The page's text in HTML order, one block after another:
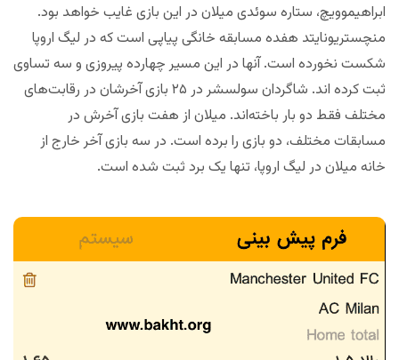
ابراهیموویچ، ستاره سوئدی میلان در این بازی غایب خواهد بود.
منچستریونایتد هفده مسابقه خانگی پیاپی است که در لیگ اروپا
شکست نخورده است. آنها در این مسیر چهارده پیروزی و سه تساوی
ثبت کرده اند. شاگردان سولسشر در ۲۵ بازی آخرشان در رقابت‌های
مختلف فقط دو بار باخته‌اند. میلان از هفت بازی آخرش در
مسابقات مختلف، دو بازی را برده است. در سه بازی آخر خارج از
خانه میلان در لیگ اروپا، تنها یک برد ثبت شده است.